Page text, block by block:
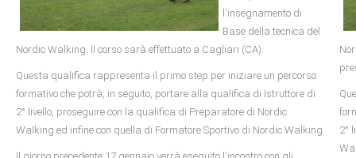
l'insegnamento di
Base della tecnica del
Nordic Walking. Il corso sarà effettuato a Cagliari (CA).
Questa qualifica rappresenta il primo step per iniziare un percorso
formativo che potrà, in seguito, portare alla qualifica di Istruttore di
2° livello, proseguire con la qualifica di Preparatore di Nordic
Walking ed infine con quella di Formatore Sportivo di Nordic Walking.
2°